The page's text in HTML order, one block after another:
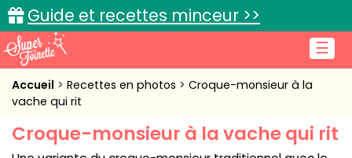
☰
Guide et recettes minceur >>
Accueil
Cuisine pratique
Accueil Recettes en photos
Croque-monsieur à la
vache qui rit
Croque-monsieur à la vache qui rit